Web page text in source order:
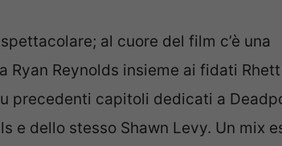
al cuore del film c’è una
Reynolds insieme ai fidati Rhett
precedenti capitoli dedicati a
e dello stesso Shawn Levy. Un mix